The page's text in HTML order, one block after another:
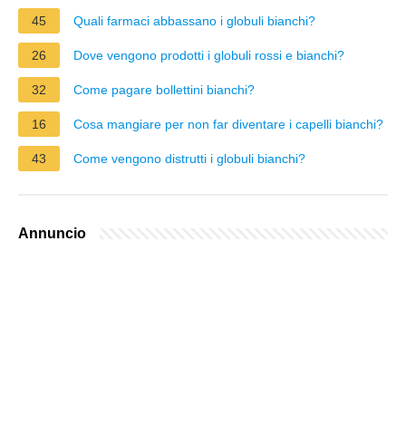
45
Quali farmaci abbassano i globuli bianchi?
26 Dove vengono prodotti i globuli rossi e bianchi?
32 Come pagare bollettini bianchi?
16 Cosa mangiare per non far diventare i capelli bianchi?
43 Come vengono distrutti i globuli bianchi?
Annuncio